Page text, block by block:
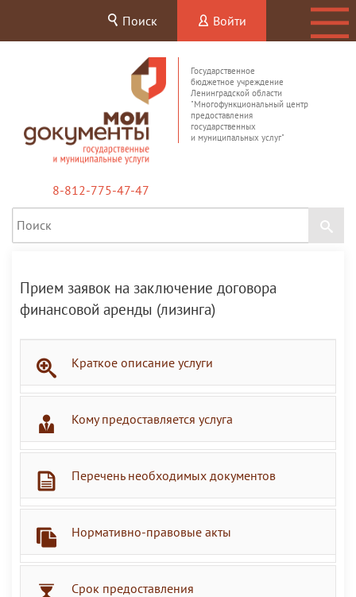
Поиск Войти
Государственное
бюджетное учреждение
Ленинградской области
"Многофункциональный центр
предоставления
государственных
и муниципальных услуг"
8-812-775-47-47
Прием заявок на заключение договора
финансовой аренды (лизинга)
Краткое описание услуги
Кому предоставляется услуга
Перечень необходимых документов
Нормативно-правовые акты
Срок предоставления